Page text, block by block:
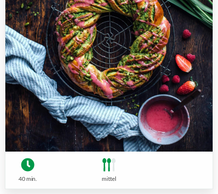
40 min. mittel